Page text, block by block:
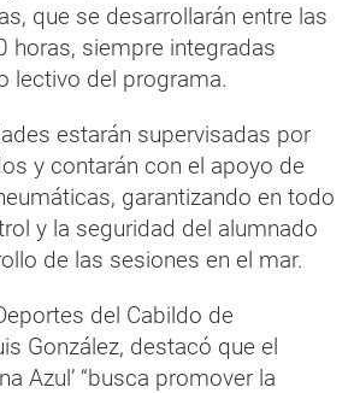
que se desarrollarán entre las
horas, siempre integradas
lectivo del programa.
estarán supervisadas por
y contarán con el apoyo de
garantizando en todo
y la seguridad del alumnado
de las sesiones en el mar.
del Cabildo de
González, destacó que el
Azul’ “busca promover la